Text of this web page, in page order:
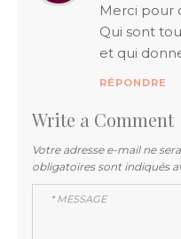
Merci pour
Qui sont
et qui
RÉPONDRE
Write a Comment
Votre adresse e-mail ne
obligatoires sont indiqués